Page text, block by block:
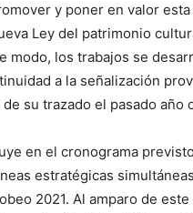
y poner en valor
Ley del patrimonio
modo, los trabajos se
a la señalización
su trazado el pasado año
en el cronograma
estratégicas
2021. Al amparo de